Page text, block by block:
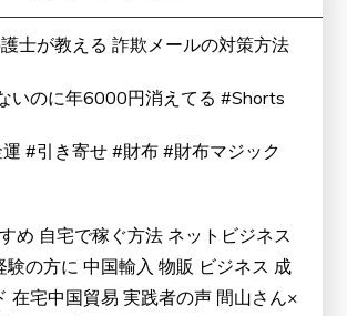
士が教える 詐欺メールの対策方法
いのに年6000円消えてる #Shorts
#引き寄せ #財布 #財布マジック
め 自宅で稼ぐ方法 ネットビジネス
験の方に 中国輸入 物販 ビジネス 成
在宅中国貿易 実践者の声 間山さん×